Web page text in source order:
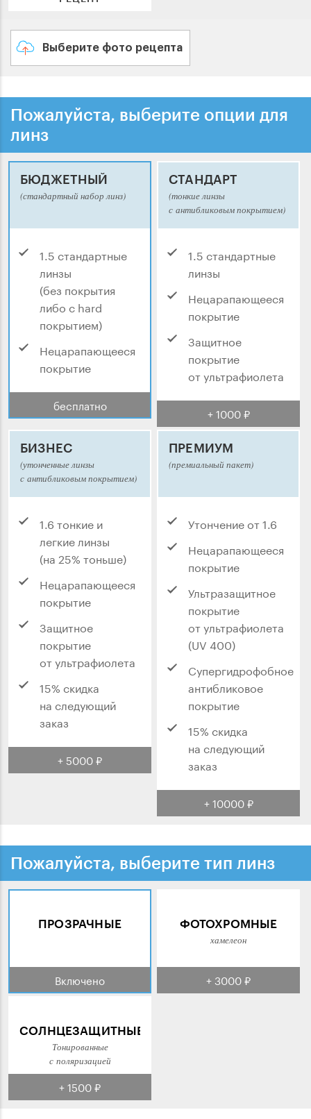
Выберите фото рецепта
Пожалуйста, выберите опции для
линз
БЮДЖЕТНЫЙ
(стандартный набор линз)
1.5 стандартные
линзы
(без покрытия
либо с hard
покрытием)
Нецарапающееся
покрытие
бесплатно
СТАНДАРТ
(тонкие линзы
с антибликовым покрытием)
1.5 стандартные
линзы
Нецарапающееся
покрытие
Защитное
покрытие
от ультрафиолета
+ 1000 ₽
БИЗНЕС
(утонченные линзы
с антибликовым покрытием)
1.6 тонкие и
легкие линзы
(на 25% тоньше)
Нецарапающееся
покрытие
Защитное
покрытие
от ультрафиолета
15% скидка
на следующий
заказ
+ 5000 ₽
ПРЕМИУМ
(премиальный пакет)
Утончение от 1.6
Нецарапающееся
покрытие
Ультразащитное
покрытие
от ультрафиолета
(UV 400)
Супергидрофобное
антибликовое
покрытие
15% скидка
на следующий
заказ
+ 10000 ₽
Пожалуйста, выберите тип линз
ПРОЗРАЧНЫЕ
Включено
ФОТОХРОМНЫЕ
хамелеон
+ 3000 ₽
СОЛНЦЕЗАЩИТНЫЕ
Тонированные
с поляризацией
+ 1500 ₽